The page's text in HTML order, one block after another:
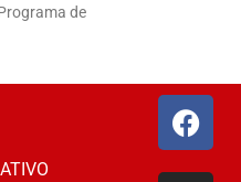
de